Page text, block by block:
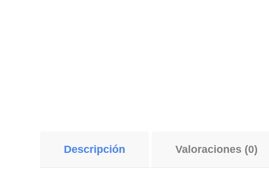
Descripción Valoraciones (0)